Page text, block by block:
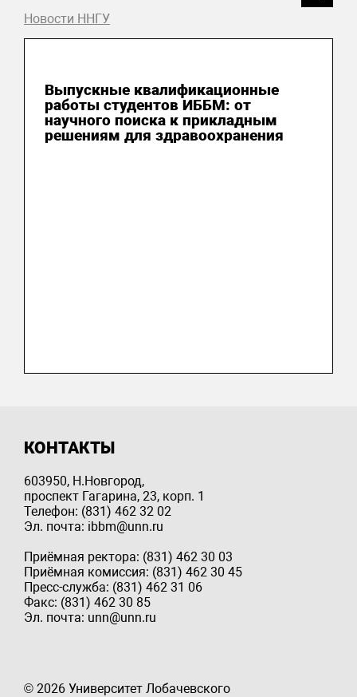
Новости ННГУ
Выпускные квалификационные
работы студентов ИББМ: от
научного поиска к прикладным
решениям для здравоохранения
КОНТАКТЫ
603950, Н.Новгород,
проспект Гагарина, 23, корп. 1
Телефон: (831) 462 32 02
Эл. почта: ibbm@unn.ru
Приёмная ректора: (831) 462 30 03
Приёмная комиссия: (831) 462 30 45
Пресс-служба: (831) 462 31 06
Факс: (831) 462 30 85
Эл. почта: unn@unn.ru
© 2026 Университет Лобачевского